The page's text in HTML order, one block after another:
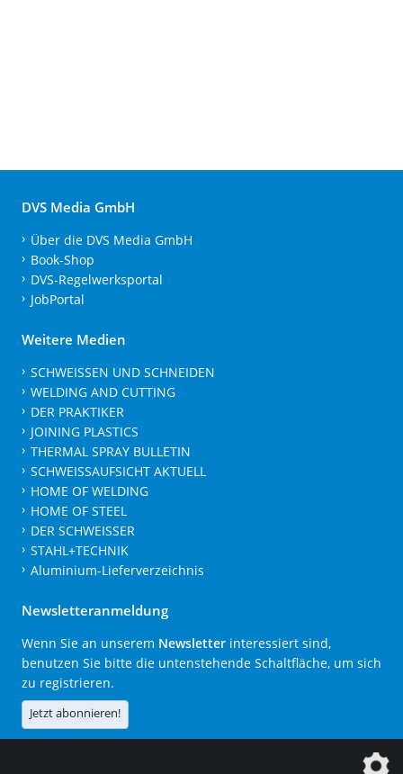
DVS Media GmbH
Über die DVS Media GmbH
Book-Shop
DVS-Regelwerksportal
JobPortal
Weitere Medien
SCHWEISSEN UND SCHNEIDEN
WELDING AND CUTTING
DER PRAKTIKER
JOINING PLASTICS
THERMAL SPRAY BULLETIN
SCHWEISSAUFSICHT AKTUELL
HOME OF WELDING
HOME OF STEEL
DER SCHWEISSER
STAHL+TECHNIK
Aluminium-Lieferverzeichnis
Newsletteranmeldung
Wenn Sie an unserem Newsletter interessiert sind,
benutzen Sie bitte die untenstehende Schaltfläche, um sich
zu registrieren.
Jetzt abonnieren!